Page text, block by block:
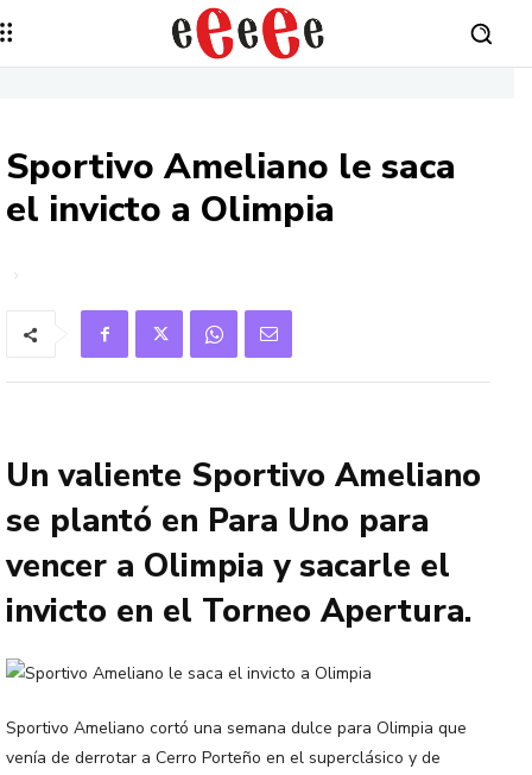
Sportivo Ameliano le saca
el invicto a Olimpia
Un valiente Sportivo Ameliano
se plantó en Para Uno para
vencer a Olimpia y sacarle el
invicto en el Torneo Apertura.
Sportivo Ameliano cortó una semana dulce para Olimpia que
venía de derrotar a Cerro Porteño en el superclásico y de